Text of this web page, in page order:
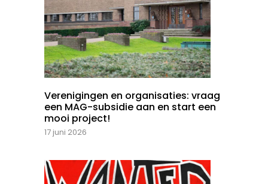
Verenigingen en organisaties: vraag
een MAG-subsidie aan en start een
mooi project!
17 juni 2026